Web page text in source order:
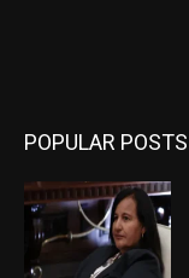
POPULAR POSTS